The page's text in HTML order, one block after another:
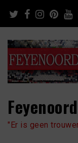
content
"Er is geen